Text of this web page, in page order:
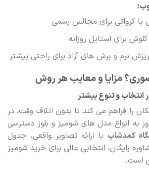
یا کرواتی برای مجالس رسمی
برای استایل روزانه
نرم و برش های آزاد برای راحتی بیشتر
مزایا و معایب هر روش
انتخاب و تنوع بیشتر
را فراهم می کند تا بدون اتلاف وقت، در
به انواع مدل های شومیز و بلوز دسترسی
کمدشاپبا ارائه تصاویر واقعی، جدول
رایگان، انتخابی عالی برای خرید شومیز
است.